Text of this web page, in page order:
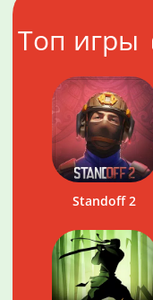
Топ игры
Standoff 2